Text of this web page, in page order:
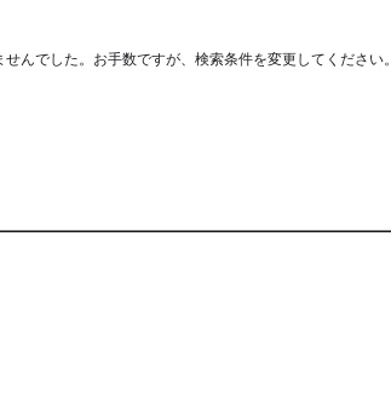
んでした。お手数ですが、検索条件を変更してください。